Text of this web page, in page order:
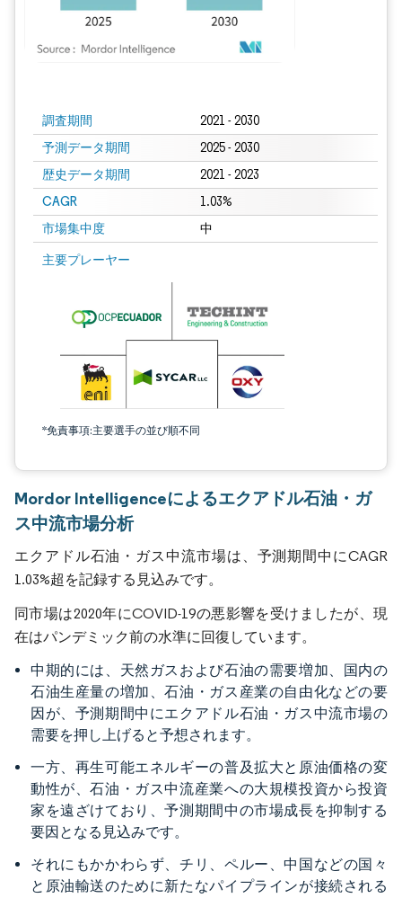
調査期間 2021 - 2030
予測データ期間 2025 - 2030
歴史データ期間 2021 - 2023
CAGR 1.03%
市場集中度 中
主要プレーヤー
*免責事項:主要選手の並び順不同
Mordor Intelligenceによるエクアドル石油・ガ
ス中流市場分析
エクアドル石油・ガス中流市場は、予測期間中にCAGR
1.03%超を記録する見込みです。
同市場は2020年にCOVID-19の悪影響を受けましたが、現
在はパンデミック前の水準に回復しています。
中期的には、天然ガスおよび石油の需要増加、国内の
石油生産量の増加、石油・ガス産業の自由化などの要
因が、予測期間中にエクアドル石油・ガス中流市場の
需要を押し上げると予想されます。
一方、再生可能エネルギーの普及拡大と原油価格の変
動性が、石油・ガス中流産業への大規模投資から投資
家を遠ざけており、予測期間中の市場成長を抑制する
要因となる見込みです。
それにもかかわらず、チリ、ペルー、中国などの国々
と原油輸送のために新たなパイプラインが接続される